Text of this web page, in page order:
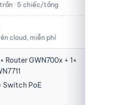
· 5 chiếc/tầng
cloud, miễn phí
Router GWN700x + 1×
Switch PoE